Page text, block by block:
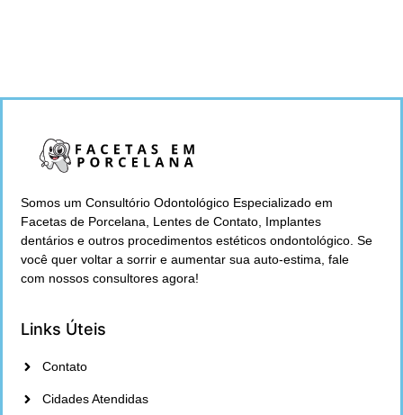
Somos um Consultório Odontológico Especializado em
Facetas de Porcelana, Lentes de Contato, Implantes
dentários e outros procedimentos estéticos ondontológico. Se
você quer voltar a sorrir e aumentar sua auto-estima, fale
com nossos consultores agora!
Links Úteis
Contato
Cidades Atendidas